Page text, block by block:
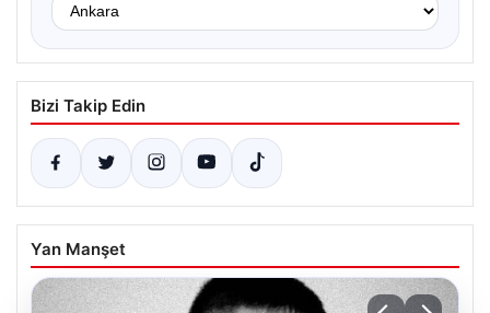
Bizi Takip Edin
Yan Manşet